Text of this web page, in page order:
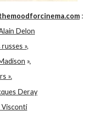
:
Delon
»,
»,
».
Deray
Visconti